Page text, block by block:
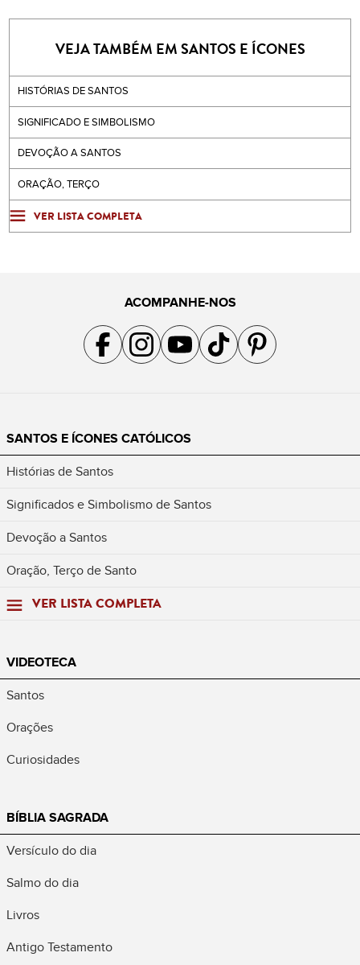
VEJA TAMBÉM EM SANTOS E ÍCONES
HISTÓRIAS DE SANTOS
SIGNIFICADO E SIMBOLISMO
DEVOÇÃO A SANTOS
ORAÇÃO, TERÇO
VER LISTA COMPLETA
ACOMPANHE-NOS
Acompanhe a gente no Facebook
Acompanhe a gente no Instagram
Acompanhe a gente no YouTube
Acompanhe a gente no TikTok
Acompanhe a gente no
SANTOS E ÍCONES CATÓLICOS
Histórias de Santos
Significados e Simbolismo de Santos
Devoção a Santos
Oração, Terço de Santo
VER LISTA COMPLETA
VIDEOTECA
Santos
Orações
Curiosidades
BÍBLIA SAGRADA
Versículo do dia
Salmo do dia
Livros
Antigo Testamento